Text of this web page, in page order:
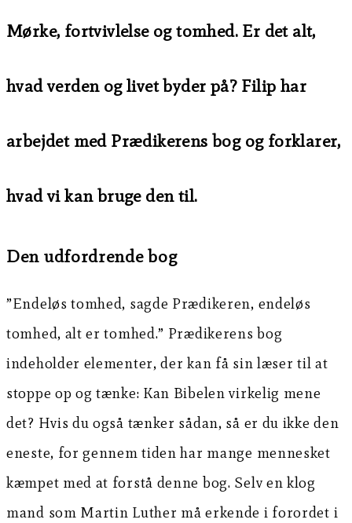
Mørke, fortvivlelse og tomhed. Er det alt,
hvad verden og livet byder på? Filip har
arbejdet med Prædikerens bog og forklarer,
hvad vi kan bruge den til.
Den udfordrende bog
”Endeløs tomhed, sagde Prædikeren, endeløs
tomhed, alt er tomhed.” Prædikerens bog
indeholder elementer, der kan få sin læser til at
stoppe op og tænke: Kan Bibelen virkelig mene
det? Hvis du også tænker sådan, så er du ikke den
eneste, for gennem tiden har mange mennesket
kæmpet med at forstå denne bog. Selv en klog
mand som Martin Luther må erkende i forordet i